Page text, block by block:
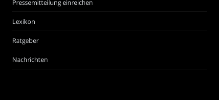
Pressemitteilung einreichen
Lexikon
Ratgeber
Nachrichten